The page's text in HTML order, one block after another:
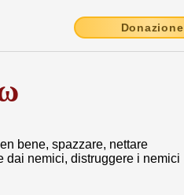
Donazione
bene, spazzare, nettare
dai nemici, distruggere i nemici